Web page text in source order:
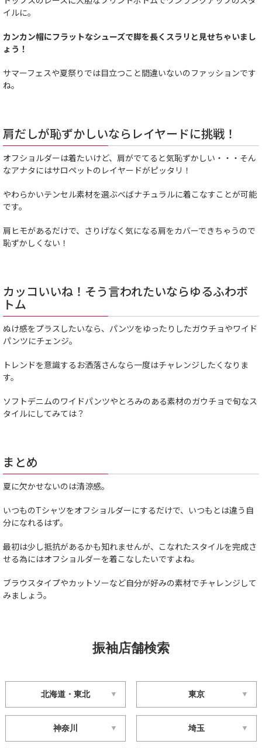
イルに。
カンカン帽にフラットなシューズで脚を長くスラリと見せちゃいまし
ょう！
サマーフェスや夏祭りでは目立つこと間違いないのファッションです
ね。
肩だしが恥ずかしいならレイヤードに挑戦！
オフショルダーは着たいけど、肩がでてると気恥ずかしい・・・そん
なアナタにはサロペットのレイヤードがピッタリ！
やわらかいテンセル素材を選ぶべばナチュラルに着こなすことが可能
です。
肩ヒモがあるだけで、さりげなく気になる肩をカバーできちゃうので
恥ずかしくない！
カッコいいね！そう言われたいならゆるふわボ
トム
ぬけ感をプラスしたいなら、パンツをゆったりしたガウチョやワイド
パンツにチェンジ。
トレンドを意識するお洒落さんなら一度はチャレンジしたくなりま
す。
ソフトデニムのワイドパンツやとろみのある素材のガウチョで旬なス
タイルにしてみては？
まとめ
夏に欠かせないのは清涼感。
いつものTシャツをオフショルダーにするだけで、いつもとは違う自
分になれるはず。
最初は少し抵抗があるかも知れませんが、こなれたスタイルを完成さ
せる為にはオフショルダーを着こなしたいですよね。
ブラウスタイプやカットソーなど自分が好みの素材でチャレンジして
みましょう。
振袖店舗検索
北海道・東北 東京
神奈川 埼玉